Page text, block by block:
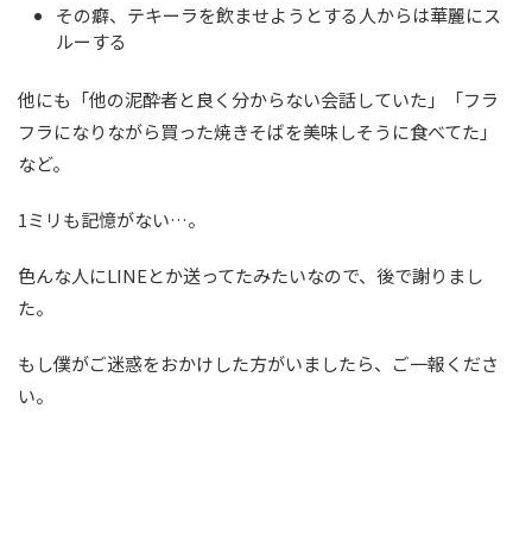
その癖、テキーラを飲ませようとする人からは華麗にス
ルーする
他にも「他の泥酔者と良く分からない会話していた」「フラ
フラになりながら買った焼きそばを美味しそうに食べてた」
など。
1ミリも記憶がない…。
色んな人にLINEとか送ってたみたいなので、後で謝りまし
た。
もし僕がご迷惑をおかけした方がいましたら、ご一報くださ
い。